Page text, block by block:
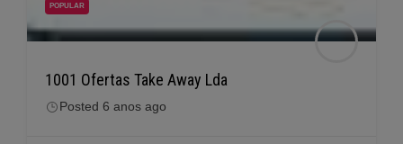
POPULAR
1001 Ofertas Take Away Lda
Posted 6 anos ago